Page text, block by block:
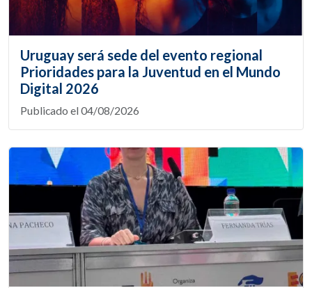
Uruguay será sede del evento regional
Prioridades para la Juventud en el Mundo
Digital 2026
Publicado el 04/08/2026